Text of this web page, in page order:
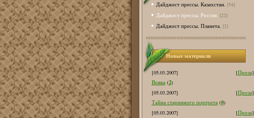
Дайджест прессы. Казахстан. [54]
Дайджест прессы. Россия. [22]
Дайджест прессы. Планета. [2]
Новые материалв
[05.03.2007] [Проза]
Вовка (2)
[05.03.2007]
[Проза]
Тайна старинного портрета (0)
[05.03.2007]
[Проза]